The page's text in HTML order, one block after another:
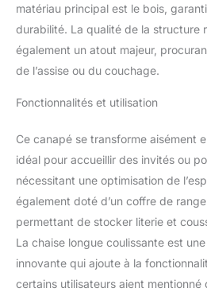
optimal
détente
195
pliable
vice
niveau
de
matériau principal est le bois,
durabilité. La qualité de la structure
également un atout majeur,
de l’assise ou du couchage.
Fonctionnalités et utilisation
Ce canapé se transforme aisément
idéal pour accueillir des invités ou
nécessitant une optimisation de
également doté d’un coffre de
permettant de stocker literie et
La chaise longue coulissante est
innovante qui ajoute à la
certains utilisateurs aient